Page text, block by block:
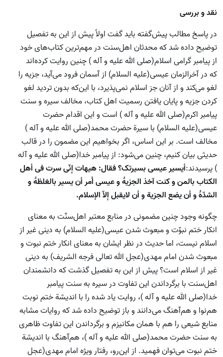
نقد و بررسی
در پاسخ مطالب پیش‌گفته باید گفت اولاً پیش از این به تفصیل
توضیح داده شد که محدثان اهل‌سنت در مهم‌ترین کتاب‌های خود
از پیامبر گرامی اسلام(صلی الله علیه و آله ) چنین روایت کرده‌اند
که در آخرالزمان عیسی(علیه السلام) از آسمان فرود می‌آید، جزیه را
لغو می‌کند و از آنان جز اسلام نمی‌پذیرد، با این‌که بدون تردید لغو
کردن جزیه و پایان یافتن رسمیت اهل کتاب، مخالف سیره و سنت
پیامبر اکرم(صلی الله علیه و آله ) است و این اقدام حضرت
عیسی(علیه السلام) با سیرة حضرت محمد(صلی الله علیه و آله )
مخالف است. بر این اساس، اگر بخواهیم این مضمون را در قالب
حدیثی بیان کنیم، چنین می‌شود: از پیامبر خدا(صلی الله علیه و آله
) پرسیدند:أیسیر عیسی بسیرتک؟ فقال: هیهات إنّی سرت فی أهل
الکتاب بالمن و کنت آخذ الجزیۀ و عیسی اُمر أن یسیر بالغلظۀ و
الشدّۀ و أن یضع الجزیة و أن لایقبل إلاّ الإسلام.
چگونه وجود چنین مضمونی در منابع معتبر اهل‌سنّت به معنای
انکار ختم نبوّت و مبعوث شدن عیسی(علیه السلام) به دینی غیر از
اسلام نیست، اما حدیث در نظر ایشان به معنای انکار ختم نبوت و
مبعوث شدن امام مهدی(عجل الله تعالی فرجه الشریف) به دینی
غیر از اسلام است؟ پیش از این به تفصیل گذشت که دانشمندان
اهل‌سنت با برگرداندن این تفاوت در سیره به سنت پیامبر
خدا(صلی الله علیه و آله )، روایت یاد شده را با اندیشة ختم نوبت
هم‌نوا و هم‌آهنگ می‌دانند و باز توضیح داده شد که روایات مشابه
منابع شیعی را هم با همان مکانیزم و برگرداندن این تفاوت ظاهری
به سنت حضرت محمد(صلی الله علیه و آله )، هم‌آهنگ با اندیشة
ختم نبوت می‌توان فهمید. از این‌رو، رفتار ویژه امام مهدی(عجل